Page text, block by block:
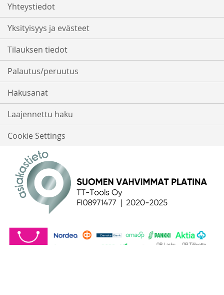
Yhteystiedot
Yksityisyys ja evästeet
Tilauksen tiedot
Palautus/peruutus
Hakusanat
Laajennettu haku
Cookie Settings